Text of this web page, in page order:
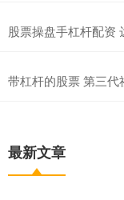
股票操盘手杠杆配资
带杠杆的股票 第三代
最新文章